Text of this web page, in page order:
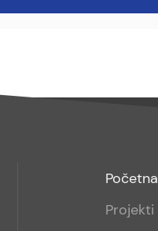
Footer
menu
Početna
Projekti